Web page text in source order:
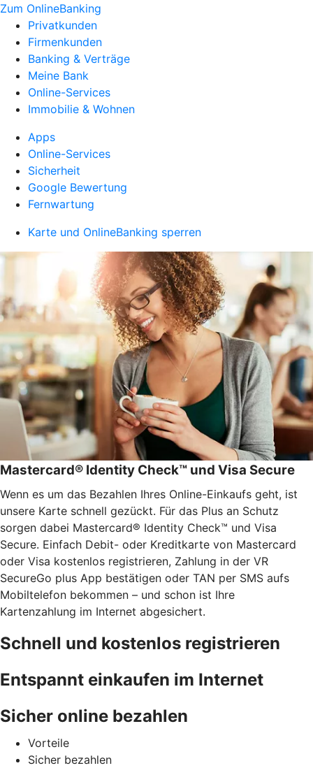
Zum OnlineBanking
Privatkunden
Firmenkunden
Banking & Verträge
Meine Bank
Online-Services
Immobilie & Wohnen
Apps
Online-Services
Sicherheit
Google Bewertung
Fernwartung
Karte und OnlineBanking sperren
Mastercard® Identity Check™ und Visa Secure
Wenn es um das Bezahlen Ihres Online-Einkaufs geht, ist
unsere Karte schnell gezückt. Für das Plus an Schutz
sorgen dabei Mastercard® Identity Check™ und Visa
Secure. Einfach Debit- oder Kreditkarte von Mastercard
oder Visa kostenlos registrieren, Zahlung in der VR
SecureGo plus App bestätigen oder TAN per SMS aufs
Mobiltelefon bekommen – und schon ist Ihre
Kartenzahlung im Internet abgesichert.
Schnell und kostenlos registrieren
Entspannt einkaufen im Internet
Sicher online bezahlen
Vorteile
Sicher bezahlen